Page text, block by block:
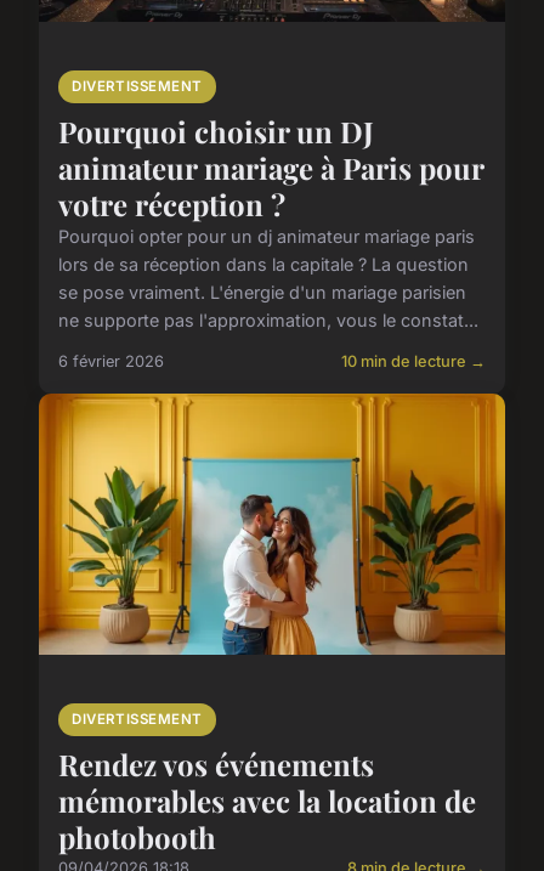
DIVERTISSEMENT
Pourquoi choisir un DJ
animateur mariage à Paris pour
votre réception ?
Pourquoi opter pour un dj animateur mariage paris
lors de sa réception dans la capitale ? La question
se pose vraiment. L'énergie d'un mariage parisien
ne supporte pas l'approximation, vous le constat...
6 février 2026 10 min de lecture →
DIVERTISSEMENT
Rendez vos événements
mémorables avec la location de
photobooth